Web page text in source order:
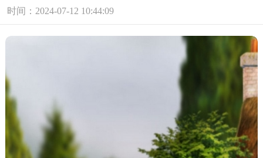
时间：2024-07-12 10:44:09